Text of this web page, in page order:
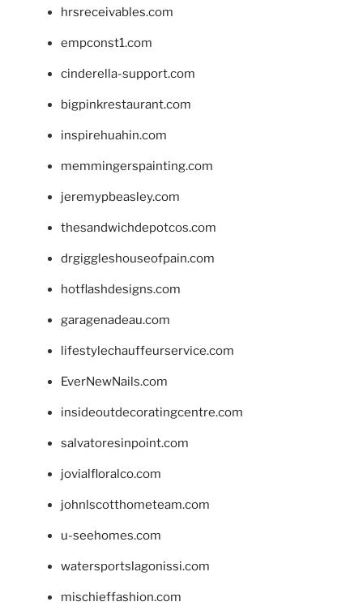
hrsreceivables.com
empconst1.com
cinderella-support.com
bigpinkrestaurant.com
inspirehuahin.com
memmingerspainting.com
jeremypbeasley.com
thesandwichdepotcos.com
drgiggleshouseofpain.com
hotflashdesigns.com
garagenadeau.com
lifestylechauffeurservice.com
EverNewNails.com
insideoutdecoratingcentre.com
salvatoresinpoint.com
jovialfloralco.com
johnlscotthometeam.com
u-seehomes.com
watersportslagonissi.com
mischieffashion.com